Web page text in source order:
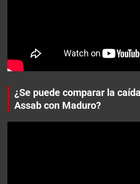
¿Se puede comparar la
Assab con Maduro?